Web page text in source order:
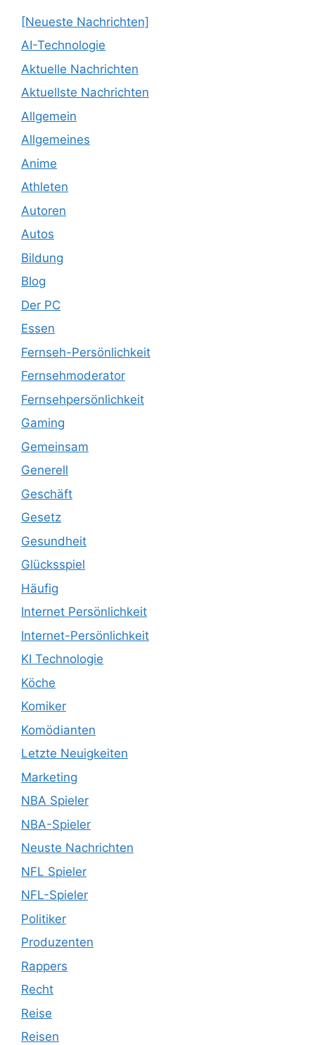
[Neueste Nachrichten]
AI-Technologie
Aktuelle Nachrichten
Aktuellste Nachrichten
Allgemein
Allgemeines
Anime
Athleten
Autoren
Autos
Bildung
Blog
Der PC
Essen
Fernseh-Persönlichkeit
Fernsehmoderator
Fernsehpersönlichkeit
Gaming
Gemeinsam
Generell
Geschäft
Gesetz
Gesundheit
Glücksspiel
Häufig
Internet Persönlichkeit
Internet-Persönlichkeit
KI Technologie
Köche
Komiker
Komödianten
Letzte Neuigkeiten
Marketing
NBA Spieler
NBA-Spieler
Neuste Nachrichten
NFL Spieler
NFL-Spieler
Politiker
Produzenten
Rappers
Recht
Reise
Reisen